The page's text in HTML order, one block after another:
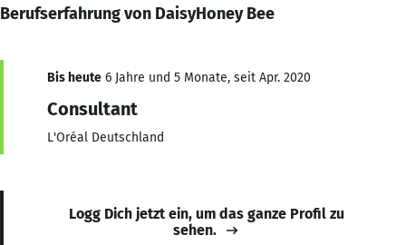
Berufserfahrung von DaisyHoney Bee
Bis heute 6 Jahre und 5 Monate, seit Apr. 2020
Consultant
L'Oréal Deutschland
Logg Dich jetzt ein, um das ganze Profil zu
sehen.